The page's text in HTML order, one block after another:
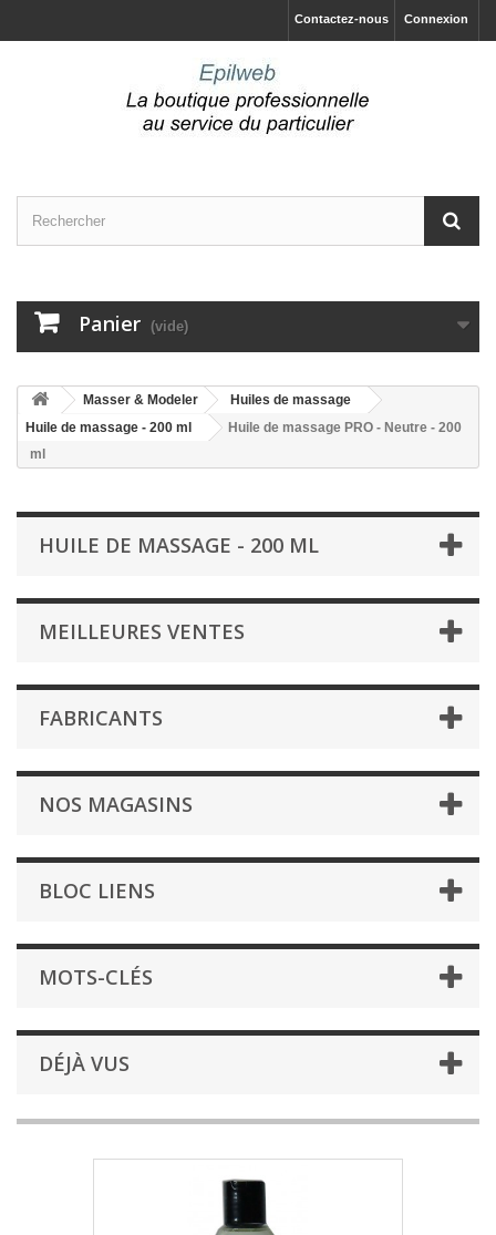
Connexion
Contactez-nous
Panier (vide)
Masser & Modeler
Huiles de massage
Huile de massage - 200 ml
Huile de massage PRO - Neutre - 200
ml
HUILE DE MASSAGE - 200 ML
MEILLEURES VENTES
FABRICANTS
NOS MAGASINS
BLOC LIENS
MOTS-CLÉS
DÉJÀ VUS